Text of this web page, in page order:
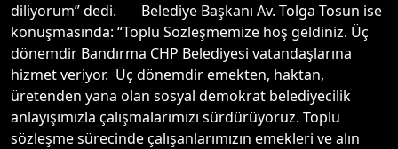
diliyorum” dedi. Belediye Başkanı Av. Tolga Tosun ise
konuşmasında: “Toplu Sözleşmemize hoş geldiniz. Üç
dönemdir Bandırma CHP Belediyesi vatandaşlarına
hizmet veriyor. Üç dönemdir emekten, haktan,
üretenden yana olan sosyal demokrat belediyecilik
anlayışımızla çalışmalarımızı sürdürüyoruz. Toplu
sözleşme sürecinde çalışanlarımızın emekleri ve alın